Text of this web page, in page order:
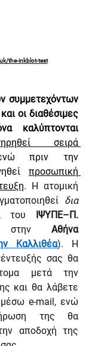
the-inkblot-test
συμμετεχόντων
οι διαθέσιμες
καλύπτονται
σειρά
πριν την
προσωπική
.
Η ατομική
δια
του ΙΨΥΠΕ–Π.
στην
Αθήνα
Καλλιθέα). Η
σας θα
μετά την
και θα λάβετε
μέσω e-mail, ενώ
της θα
αποδοχή της